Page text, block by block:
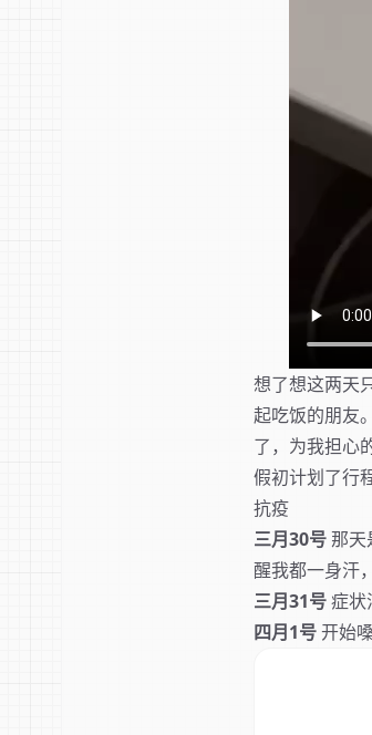
想了想这两天
起吃饭的朋友
了，为我担心
假初计划了行
抗疫
三月30号那天
醒我都一身汗
三月31号症状
四月1号开始